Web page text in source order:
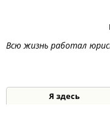
Всю жизнь работал
Я здесь